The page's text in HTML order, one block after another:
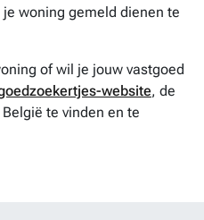
je woning gemeld dienen te
of wil je jouw vastgoed
website, de
te vinden en te